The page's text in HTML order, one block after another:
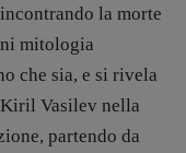
la morte
mitologia
che sia, e si rivela
Vasilev nella
partendo da